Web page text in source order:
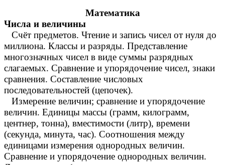
Математика
Числа и величины
Счёт предметов. Чтение и запись чисел от нуля до
миллиона. Классы и разряды. Представление
многозначных чисел в виде суммы разрядных
слагаемых. Сравнение и упорядочение чисел, знаки
сравнения. Составление числовых
последовательностей (цепочек).
Измерение величин; сравнение и упорядочение
величин. Единицы массы (грамм, килограмм,
центнер, тонна), вместимости (литр), времени
(секунда, минута, час). Соотношения между
единицами измерения однородных величин.
Сравнение и упорядочение однородных величин.